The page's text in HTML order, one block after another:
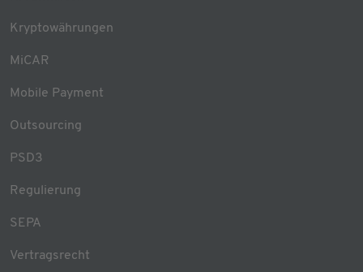
Kryptowährungen
MiCAR
Mobile Payment
Outsourcing
PSD3
Regulierung
SEPA
Vertragsrecht